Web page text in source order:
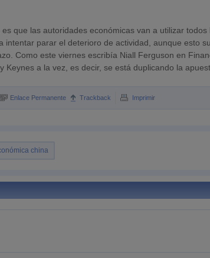
que las autoridades económicas van a utilizar
intentar parar el deterioro de actividad, aunque esto
Como este viernes escribía Niall Ferguson en
Keynes a la vez, es decir, se está duplicando la
Enlace Permanente Trackback Imprimir
china